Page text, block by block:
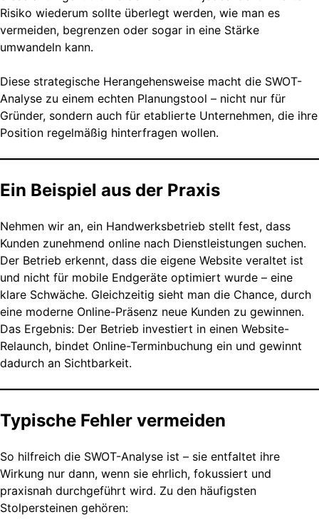
Risiko wiederum sollte überlegt werden, wie man es
vermeiden, begrenzen oder sogar in eine Stärke
umwandeln kann.
Diese strategische Herangehensweise macht die SWOT-
Analyse zu einem echten Planungstool – nicht nur für
Gründer, sondern auch für etablierte Unternehmen, die ihre
Position regelmäßig hinterfragen wollen.
Ein Beispiel aus der Praxis
Nehmen wir an, ein Handwerksbetrieb stellt fest, dass
Kunden zunehmend online nach Dienstleistungen suchen.
Der Betrieb erkennt, dass die eigene Website veraltet ist
und nicht für mobile Endgeräte optimiert wurde – eine
klare Schwäche. Gleichzeitig sieht man die Chance, durch
eine moderne Online-Präsenz neue Kunden zu gewinnen.
Das Ergebnis: Der Betrieb investiert in einen Website-
Relaunch, bindet Online-Terminbuchung ein und gewinnt
dadurch an Sichtbarkeit.
Typische Fehler vermeiden
So hilfreich die SWOT-Analyse ist – sie entfaltet ihre
Wirkung nur dann, wenn sie ehrlich, fokussiert und
praxisnah durchgeführt wird. Zu den häufigsten
Stolpersteinen gehören: